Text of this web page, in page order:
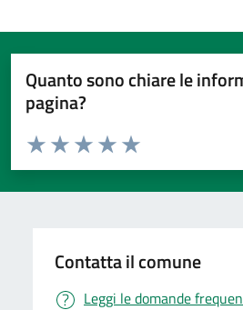
Quanto sono chiare le
pagina?
Valuta da 1 a 5 stelle la pagina
Valuta 5 stelle su 5
Valuta 4 stelle su 5
Valuta 3 stelle su 5
Valuta 2 stelle su 5
Valuta 1 stelle su 5
Contatta il comune
Leggi le domande